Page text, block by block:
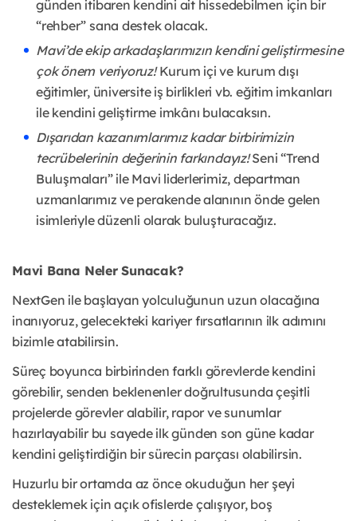
günden itibaren kendini ait hissedebilmen için bir
“rehber” sana destek olacak.
Mavi’de ekip arkadaşlarımızın kendini geliştirmesine
çok önem veriyoruz!Kurum içi ve kurum dışı
eğitimler, üniversite iş birlikleri vb. eğitim imkanları
ile kendini geliştirme imkânı bulacaksın.
Dışarıdan kazanımlarımız kadar birbirimizin
tecrübelerinin değerinin farkındayız!Seni “Trend
Buluşmaları” ile Mavi liderlerimiz, departman
uzmanlarımız ve perakende alanının önde gelen
isimleriyle düzenli olarak buluşturacağız.
Mavi Bana Neler Sunacak?
NextGen ile başlayan yolculuğunun uzun olacağına
inanıyoruz, gelecekteki kariyer fırsatlarının ilk adımını
bizimle atabilirsin.
Süreç boyunca birbirinden farklı görevlerde kendini
görebilir, senden beklenenler doğrultusunda çeşitli
projelerde görevler alabilir, rapor ve sunumlar
hazırlayabilir bu sayede ilk günden son güne kadar
kendini geliştirdiğin bir sürecin parçası olabilirsin.
Huzurlu bir ortamda az önce okuduğun her şeyi
desteklemek için açık ofislerde çalışıyor, boş